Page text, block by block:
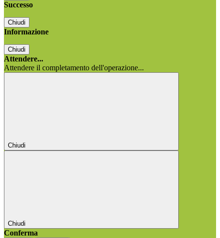
Successo
Chiudi
Informazione
Chiudi
Attendere...
Attendere il completamento dell'operazione...
Chiudi
Chiudi
Conferma